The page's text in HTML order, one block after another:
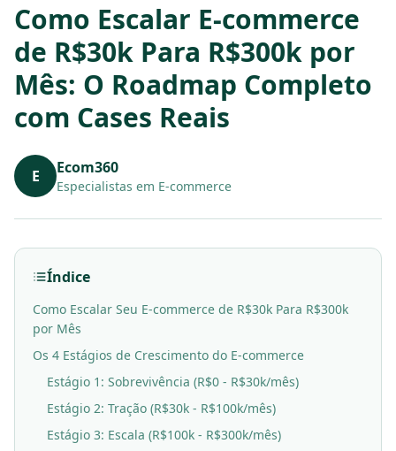
Como Escalar E-commerce
de R$30k Para R$300k por
Mês: O Roadmap Completo
com Cases Reais
E Ecom360
Especialistas em E-commerce
Índice
Como Escalar Seu E-commerce de R$30k Para R$300k
por Mês
Os 4 Estágios de Crescimento do E-commerce
Estágio 1: Sobrevivência (R$0 - R$30k/mês)
Estágio 2: Tração (R$30k - R$100k/mês)
Estágio 3: Escala (R$100k - R$300k/mês)